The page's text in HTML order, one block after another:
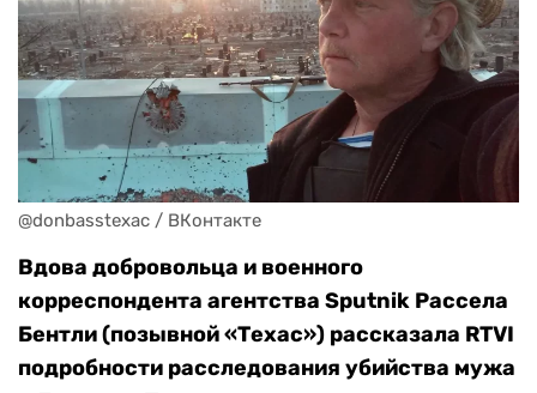
@donbasstexac / ВКонтакте
Вдова добровольца и военного
корреспондента агентства Sputnik Рассела
Бентли (позывной «Техас») рассказала RTVI
подробности расследования убийства мужа